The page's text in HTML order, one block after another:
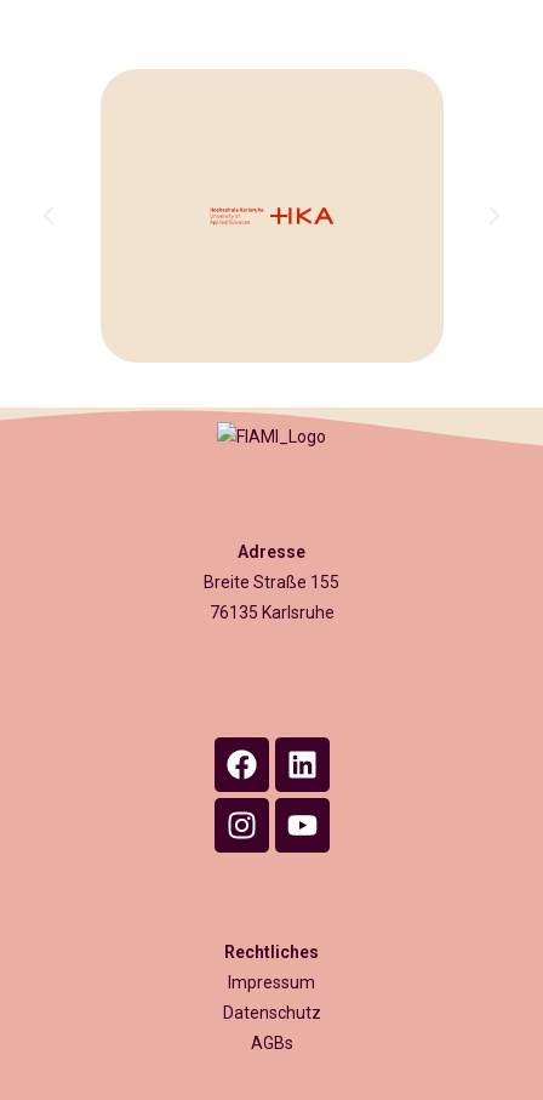
Adresse
Breite Straße 155
76135 Karlsruhe
Rechtliches
Impressum
Datenschutz
AGBs